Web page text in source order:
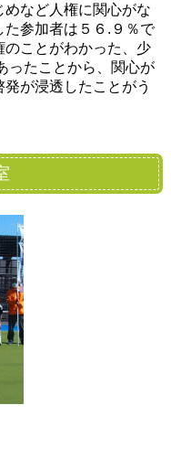
めなど人権に関心がな
参加者は５６.９％で
のことがわかった、少
ったことから、関心が
が浸透したことがう